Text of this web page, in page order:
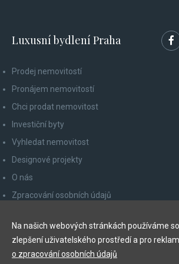
Luxusní bydlení Praha
Prodej nemovitostí
Pronájem nemovitostí
Chci prodat nemovitost
Investiční byty
Vyhledat nemovitost
Designové projekty
O nás
Zpracování osobních údajů
Odhlášení z newsletteru
Na našich webových stránkách používáme
zlepšení uživatelského prostředí a pro
o zpracování osobních údajů